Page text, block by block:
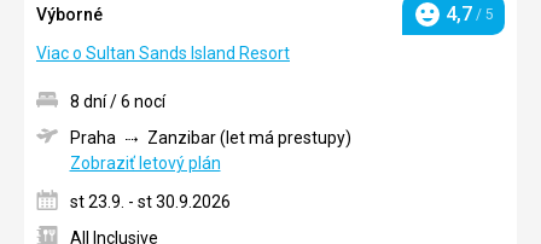
Výborné
Hodnotenie
4,7 / 5
Viac o Sultan Sands Island Resort
8 dní / 6 nocí
Praha
Zanzibar (let má prestupy)
Zobraziť letový plán
st 23.9. - st 30.9.2026
All Inclusive